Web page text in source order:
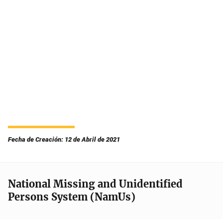
Fecha de Creación: 12 de Abril de 2021
National Missing and Unidentified
Persons System (NamUs)